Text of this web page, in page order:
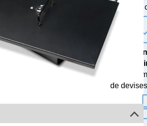
banques
Une
avec des
de